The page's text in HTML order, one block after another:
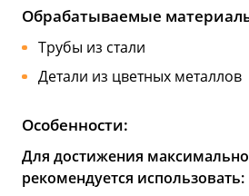
Обрабатываемые
Трубы из стали
Детали из цветных металлов
Особенности:
Для достижения
рекомендуется использовать: